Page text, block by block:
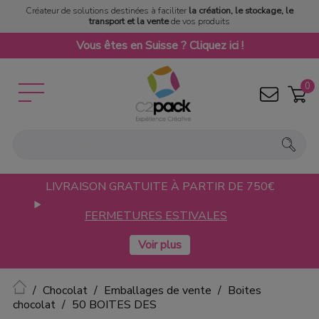
Créateur de solutions destinées à faciliter la création, le stockage, le
transport et la ventede vos produits
Vous êtes en Suisse ? Cliquez ici !
0
LIVRAISON GRATUITE À PARTIR DE 750€
FERMETURES ESTIVALES
Accueil
Chocolat Emballages de vente
Boites
chocolat
50 BOITES DES